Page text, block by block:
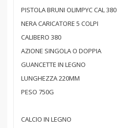
PISTOLA BRUNI OLIMPYC CAL 380
NERA CARICATORE 5 COLPI
CALIBERO 380
AZIONE SINGOLA O DOPPIA
GUANCETTE IN LEGNO
LUNGHEZZA 220MM
PESO 750G
CALCIO IN LEGNO